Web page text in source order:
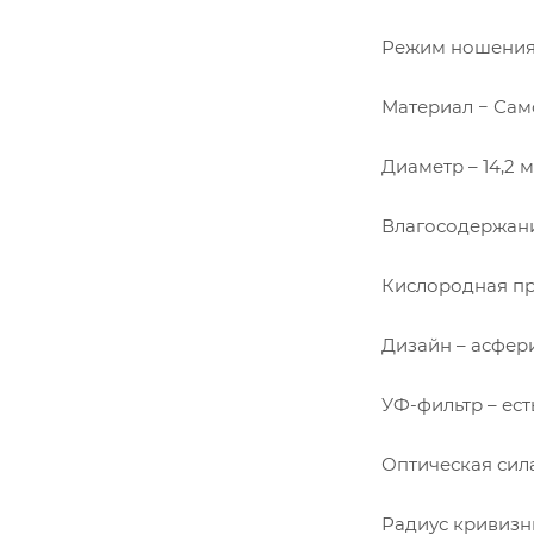
Режим
Материал −
Диаметр – 14,2
Кислородная
Дизайн –
УФ-фильтр –
Оптическая
Радиус